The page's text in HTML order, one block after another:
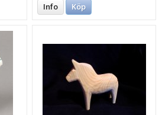
Info Köp